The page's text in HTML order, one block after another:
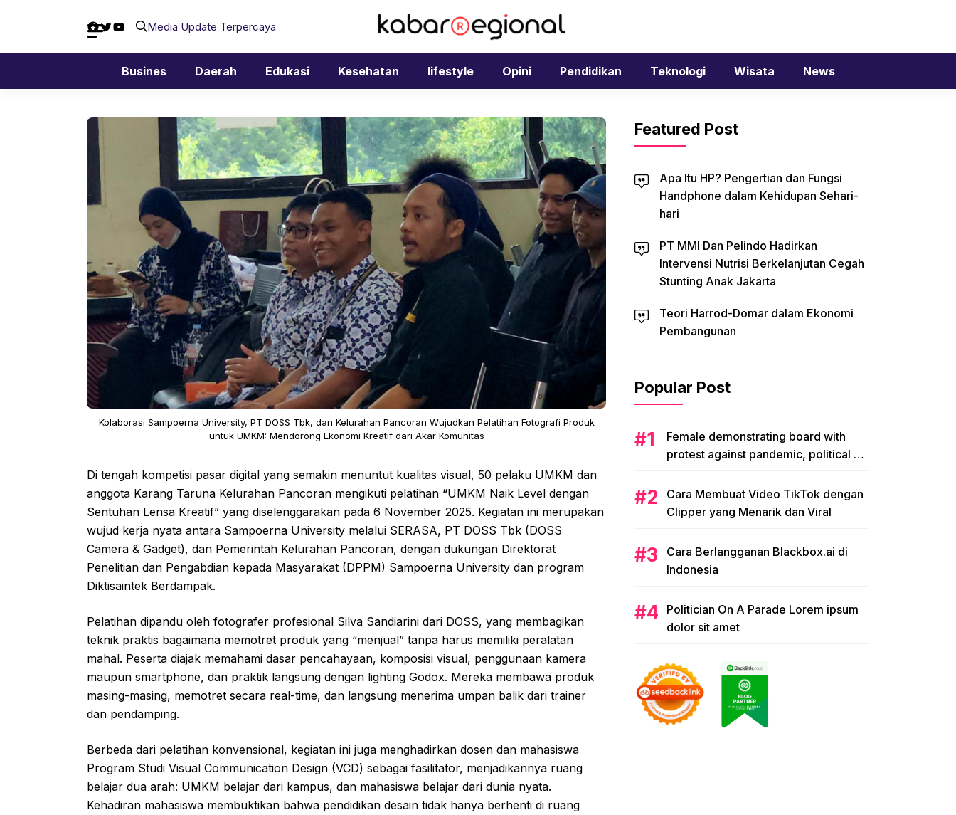
Facebook
Twitter
YouTubeMedia Update Terpercaya
Busines Daerah Edukasi Kesehatan lifestyle Opini Pendidikan Teknologi Wisata News
Kolaborasi Sampoerna University, PT DOSS Tbk, dan Kelurahan Pancoran Wujudkan Pelatihan Fotografi Produk
untuk UMKM: Mendorong Ekonomi Kreatif dari Akar Komunitas
Di tengah kompetisi pasar digital yang semakin menuntut kualitas visual, 50 pelaku UMKM dan
anggota Karang Taruna Kelurahan Pancoran mengikuti pelatihan “UMKM Naik Level dengan
Sentuhan Lensa Kreatif” yang diselenggarakan pada 6 November 2025. Kegiatan ini merupakan
wujud kerja nyata antara Sampoerna University melalui SERASA, PT DOSS Tbk (DOSS
Camera & Gadget), dan Pemerintah Kelurahan Pancoran, dengan dukungan Direktorat
Penelitian dan Pengabdian kepada Masyarakat (DPPM) Sampoerna University dan program
Diktisaintek Berdampak.
Pelatihan dipandu oleh fotografer profesional Silva Sandiarini dari DOSS, yang membagikan
teknik praktis bagaimana memotret produk yang “menjual” tanpa harus memiliki peralatan
mahal. Peserta diajak memahami dasar pencahayaan, komposisi visual, penggunaan kamera
maupun smartphone, dan praktik langsung dengan lighting Godox. Mereka membawa produk
masing-masing, memotret secara real-time, dan langsung menerima umpan balik dari trainer
dan pendamping.
Berbeda dari pelatihan konvensional, kegiatan ini juga menghadirkan dosen dan mahasiswa
Program Studi Visual Communication Design (VCD) sebagai fasilitator, menjadikannya ruang
belajar dua arah: UMKM belajar dari kampus, dan mahasiswa belajar dari dunia nyata.
Kehadiran mahasiswa membuktikan bahwa pendidikan desain tidak hanya berhenti di ruang
Featured Post
Apa Itu HP? Pengertian dan Fungsi
Handphone dalam Kehidupan Sehari-
hari
PT MMI Dan Pelindo Hadirkan
Intervensi Nutrisi Berkelanjutan Cegah
Stunting Anak Jakarta
Teori Harrod-Domar dalam Ekonomi
Pembangunan
Popular Post
Female demonstrating board with
protest against pandemic, political or
Cara Membuat Video TikTok dengan
Clipper yang Menarik dan Viral
Cara Berlangganan Blackbox.ai di
Indonesia
Politician On A Parade Lorem ipsum
dolor sit amet